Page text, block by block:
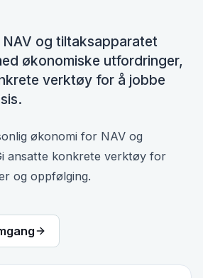
og tiltaksapparatet
økonomiske utfordringer,
verktøy for å jobbe
økonomi for NAV og
ansatte konkrete verktøy for
og oppfølging.